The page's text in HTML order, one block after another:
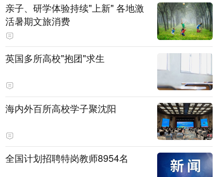
亲子、研学体验持续"上新" 各地激
活暑期文旅消费
英国多所高校"抱团"求生
海内外百所高校学子聚沈阳
全国计划招聘特岗教师8954名